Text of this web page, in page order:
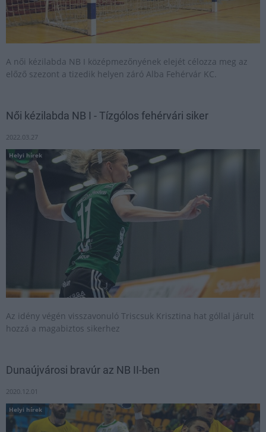
A női kézilabda NB I középmezőnyének elejét célozza meg az
előző szezont a tizedik helyen záró Alba Fehérvár KC.
Női kézilabda NB I - Tízgólos fehérvári siker
2022.03.27
Helyi hírek
Az idény végén visszavonuló Triscsuk Krisztina hat góllal járult
hozzá a magabiztos sikerhez
Dunaújvárosi bravúr az NB II-ben
2020.12.01
Helyi hírek